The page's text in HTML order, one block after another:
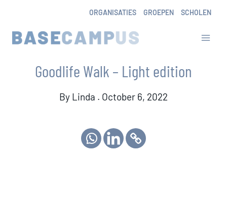
content
ORGANISATIES GROEPEN SCHOLEN
Goodlife Walk – Light edition
By Linda . October 6, 2022